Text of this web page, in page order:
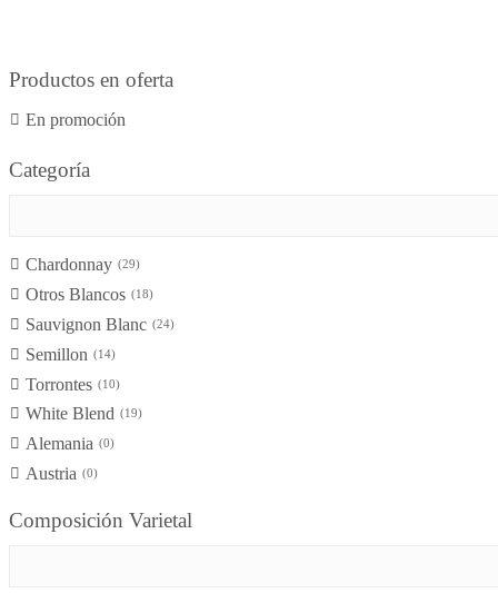
Productos en oferta
En promoción
Categoría
Chardonnay 29
Otros Blancos 18
Sauvignon Blanc 24
Semillon 14
Torrontes 10
White Blend 19
Alemania 0
Austria 0
España
Composición Varietal